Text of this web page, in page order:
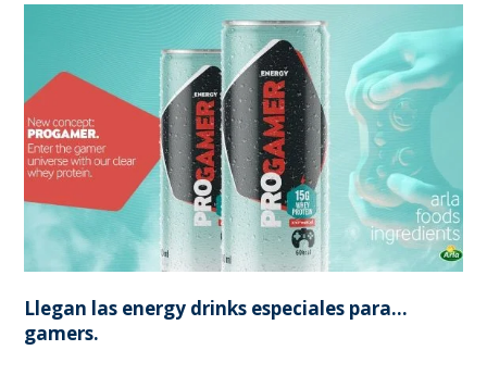
Llegan las energy drinks especiales para…
gamers.